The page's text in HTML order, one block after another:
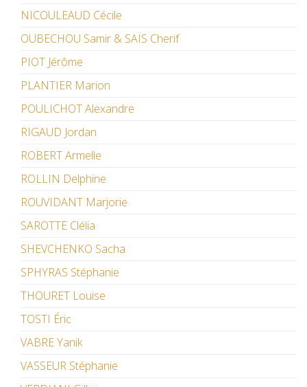
NICOULEAUD Cécile
OUBECHOU Samir & SAÏS Cherif
PIOT Jérôme
PLANTIER Marion
POULICHOT Alexandre
RIGAUD Jordan
ROBERT Armelle
ROLLIN Delphine
ROUVIDANT Marjorie
SAROTTE Clélia
SHEVCHENKO Sacha
SPHYRAS Stéphanie
THOURET Louise
TOSTI Éric
VABRE Yanik
VASSEUR Stéphanie